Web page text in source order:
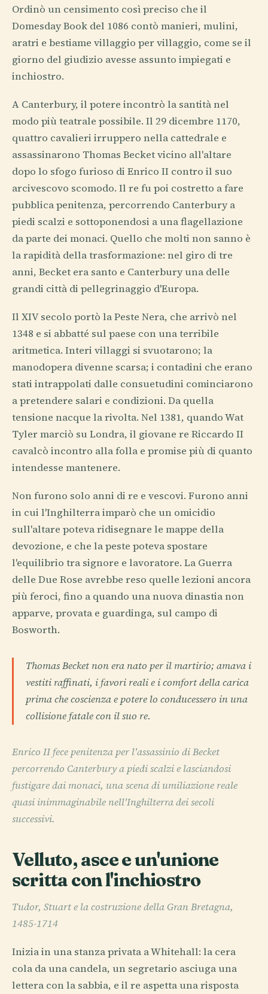
Ordinò un censimento così preciso che il
Domesday Book del 1086 contò manieri, mulini,
aratri e bestiame villaggio per villaggio, come se il
giorno del giudizio avesse assunto impiegati e
inchiostro.
A Canterbury, il potere incontrò la santità nel
modo più teatrale possibile. Il 29 dicembre 1170,
quattro cavalieri irruppero nella cattedrale e
assassinarono Thomas Becket vicino all'altare
dopo lo sfogo furioso di Enrico II contro il suo
arcivescovo scomodo. Il re fu poi costretto a fare
pubblica penitenza, percorrendo Canterbury a
piedi scalzi e sottoponendosi a una flagellazione
da parte dei monaci. Quello che molti non sanno è
la rapidità della trasformazione: nel giro di tre
anni, Becket era santo e Canterbury una delle
grandi città di pellegrinaggio d'Europa.
Il XIV secolo portò la Peste Nera, che arrivò nel
1348 e si abbatté sul paese con una terribile
aritmetica. Interi villaggi si svuotarono; la
manodopera divenne scarsa; i contadini che erano
stati intrappolati dalle consuetudini cominciarono
a pretendere salari e condizioni. Da quella
tensione nacque la rivolta. Nel 1381, quando Wat
Tyler marciò su Londra, il giovane re Riccardo II
cavalcò incontro alla folla e promise più di quanto
intendesse mantenere.
Non furono solo anni di re e vescovi. Furono anni
in cui l'Inghilterra imparò che un omicidio
sull'altare poteva ridisegnare le mappe della
devozione, e che la peste poteva spostare
l'equilibrio tra signore e lavoratore. La Guerra
delle Due Rose avrebbe reso quelle lezioni ancora
più feroci, fino a quando una nuova dinastia non
apparve, provata e guardinga, sul campo di
Bosworth.
Thomas Becket non era nato per il martirio; amava i
vestiti raffinati, i favori reali e i comfort della carica
prima che coscienza e potere lo conducessero in una
collisione fatale con il suo re.
Enrico II fece penitenza per l'assassinio di Becket
percorrendo Canterbury a piedi scalzi e lasciandosi
fustigare dai monaci, una scena di umiliazione reale
quasi inimmaginabile nell'Inghilterra dei secoli
successivi.
Velluto, asce e un'unione
scritta con l'inchiostro
Tudor, Stuart e la costruzione della Gran Bretagna,
1485-1714
Inizia in una stanza privata a Whitehall: la cera
cola da una candela, un segretario asciuga una
lettera con la sabbia, e il re aspetta una risposta